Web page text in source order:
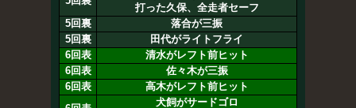
打った久保、全走者セーフ
5回裏
落合が三振
5回裏
田代がライトフライ
6回表
清水がレフト前ヒット
6回表
佐々木が三振
6回表
高木がレフト前ヒット
犬飼がサードゴロ